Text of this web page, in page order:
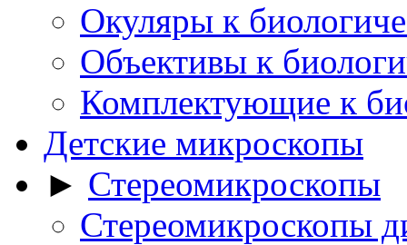
Окуляры к
Объективы к
Комплектующие к
Детские микроскопы
► Стереомикроскопы
Стереомикроскопы